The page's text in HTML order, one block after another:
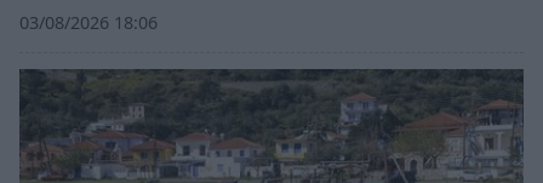
03/08/2026 18:06